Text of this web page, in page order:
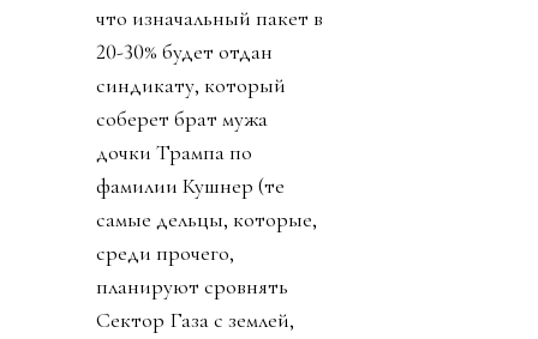
что изначальный пакет в
20-30% будет отдан
синдикату, который
соберет брат мужа
дочки Трампа по
фамилии Кушнер (те
самые дельцы, которые,
среди прочего,
планируют сровнять
Сектор Газа с землей,